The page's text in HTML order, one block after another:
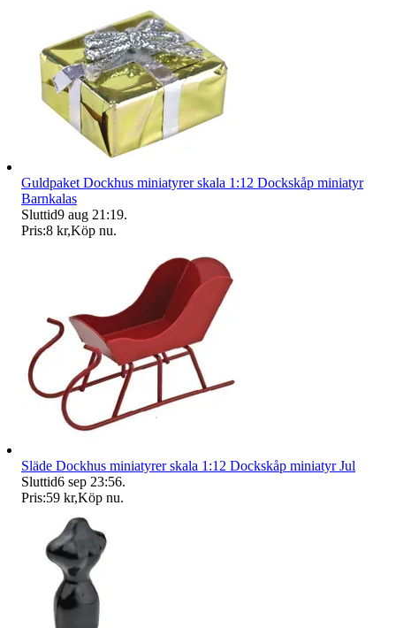
Guldpaket Dockhus miniatyrer skala 1:12 Dockskåp miniatyr
Barnkalas
Sluttid9 aug 21:19.
Pris:8 kr,Köp nu.
Släde Dockhus miniatyrer skala 1:12 Dockskåp miniatyr Jul
Sluttid6 sep 23:56.
Pris:59 kr,Köp nu.